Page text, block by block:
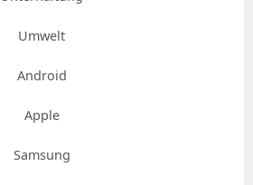
Umwelt
Android
Apple
Samsung